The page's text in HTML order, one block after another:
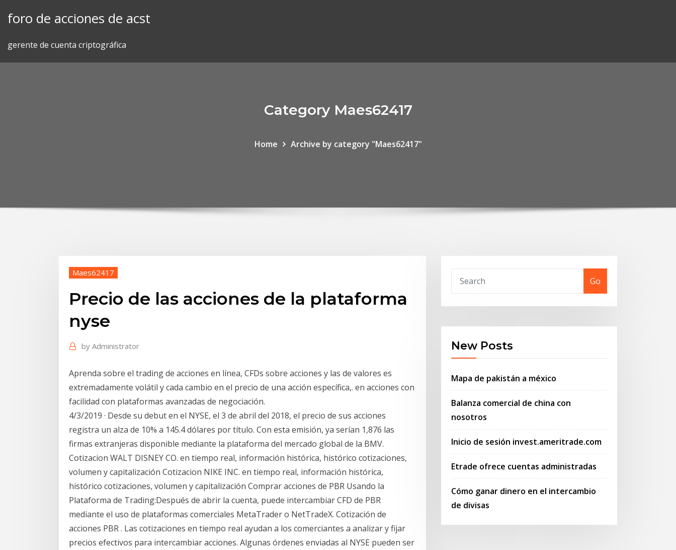
foro de acciones de acst
gerente de cuenta criptográfica
Category Maes62417
Home Archive by category "Maes62417"
Maes62417
Precio de las acciones de la plataforma
nyse
by Administrator
Aprenda sobre el trading de acciones en línea, CFDs sobre acciones y las de valores es
extremadamente volátil y cada cambio en el precio de una acción específica,. en acciones con
facilidad con plataformas avanzadas de negociación.
4/3/2019 · Desde su debut en el NYSE, el 3 de abril del 2018, el precio de sus acciones
registra un alza de 10% a 145.4 dólares por título. Con esta emisión, ya serían 1,876 las
firmas extranjeras disponible mediante la plataforma del mercado global de la BMV.
Cotizacion WALT DISNEY CO. en tiempo real, información histórica, histórico cotizaciones,
volumen y capitalización Cotizacion NIKE INC. en tiempo real, información histórica,
histórico cotizaciones, volumen y capitalización Comprar acciones de PBR Usando la
Plataforma de Trading:Después de abrir la cuenta, puede intercambiar CFD de PBR
mediante el uso de plataformas comerciales MetaTrader o NetTradeX. Cotización de
acciones PBR . Las cotizaciones en tiempo real ayudan a los comerciantes a analizar y fijar
precios efectivos para intercambiar acciones. Algunas órdenes enviadas al NYSE pueden ser
Go
New Posts
Mapa de pakistán a méxico
Balanza comercial de china con
nosotros
Inicio de sesión invest.ameritrade.com
Etrade ofrece cuentas administradas
Cómo ganar dinero en el intercambio
de divisas